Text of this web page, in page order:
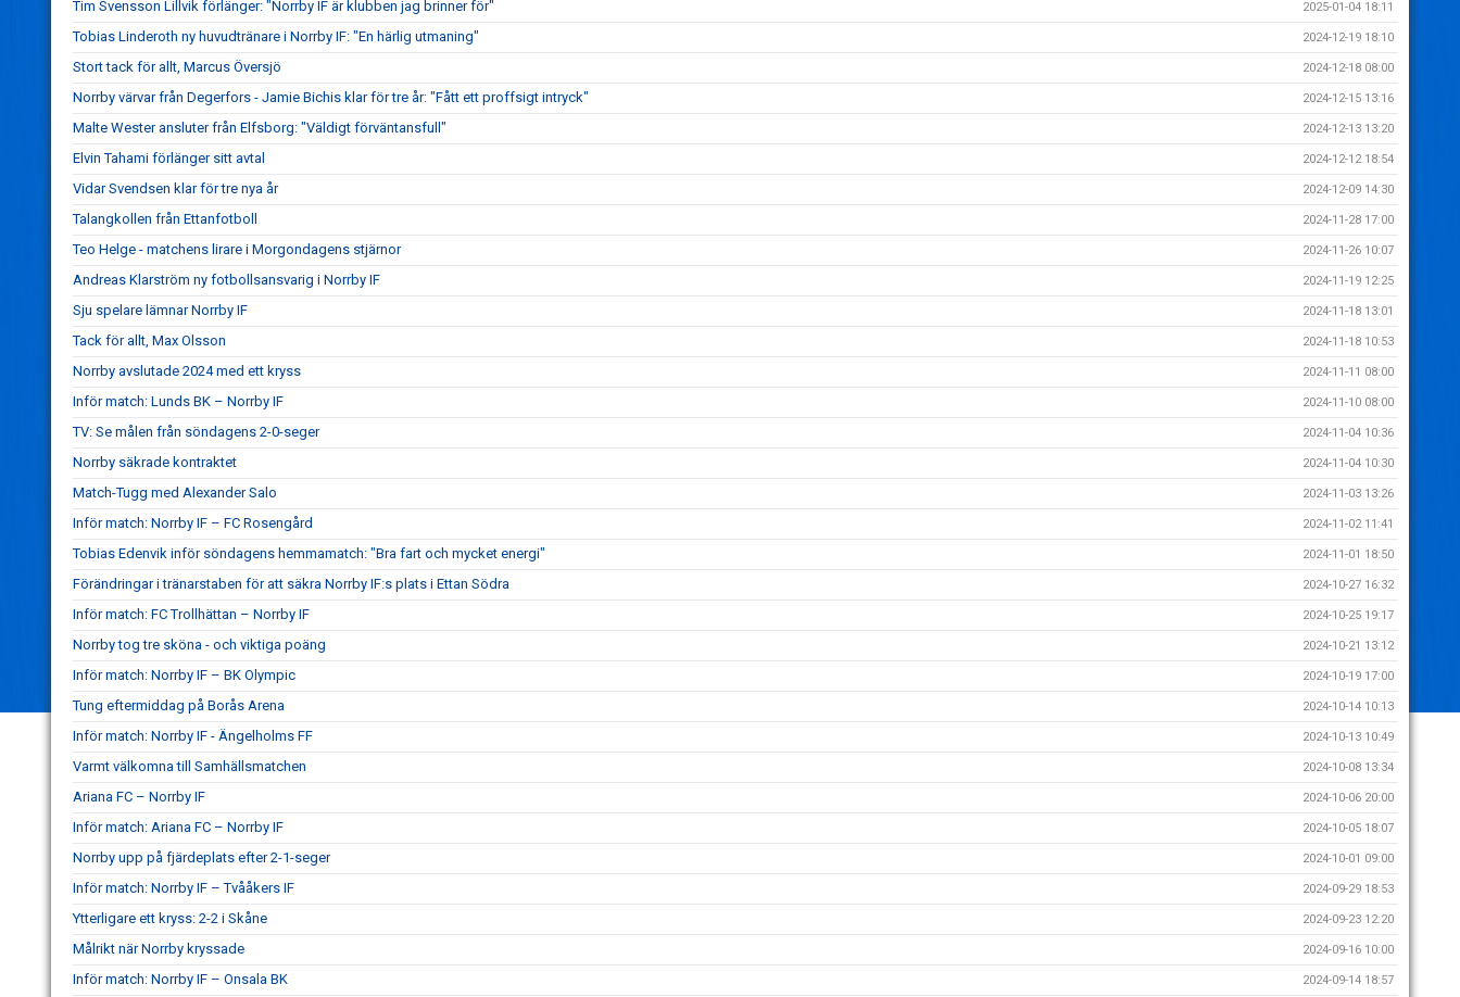
Tim Svensson Lillvik förlänger: "Norrby IF är klubben jag brinner för" 2025-01-04 18:11
Tobias Linderoth ny huvudtränare i Norrby IF: "En härlig utmaning" 2024-12-19 18:10
Stort tack för allt, Marcus Översjö 2024-12-18 08:00
Norrby värvar från Degerfors - Jamie Bichis klar för tre år: "Fått ett proffsigt intryck" 2024-12-15 13:16
Malte Wester ansluter från Elfsborg: "Väldigt förväntansfull" 2024-12-13 13:20
Elvin Tahami förlänger sitt avtal 2024-12-12 18:54
Vidar Svendsen klar för tre nya år 2024-12-09 14:30
Talangkollen från Ettanfotboll 2024-11-28 17:00
Teo Helge - matchens lirare i Morgondagens stjärnor 2024-11-26 10:07
Andreas Klarström ny fotbollsansvarig i Norrby IF 2024-11-19 12:25
Sju spelare lämnar Norrby IF 2024-11-18 13:01
Tack för allt, Max Olsson 2024-11-18 10:53
Norrby avslutade 2024 med ett kryss 2024-11-11 08:00
Inför match: Lunds BK – Norrby IF 2024-11-10 08:00
TV: Se målen från söndagens 2-0-seger 2024-11-04 10:36
Norrby säkrade kontraktet 2024-11-04 10:30
Match-Tugg med Alexander Salo 2024-11-03 13:26
Inför match: Norrby IF – FC Rosengård 2024-11-02 11:41
Tobias Edenvik inför söndagens hemmamatch: "Bra fart och mycket energi" 2024-11-01 18:50
Förändringar i tränarstaben för att säkra Norrby IF:s plats i Ettan Södra 2024-10-27 16:32
Inför match: FC Trollhättan – Norrby IF 2024-10-25 19:17
Norrby tog tre sköna - och viktiga poäng 2024-10-21 13:12
Inför match: Norrby IF – BK Olympic 2024-10-19 17:00
Tung eftermiddag på Borås Arena 2024-10-14 10:13
Inför match: Norrby IF - Ängelholms FF 2024-10-13 10:49
Varmt välkomna till Samhällsmatchen 2024-10-08 13:34
Ariana FC – Norrby IF 2024-10-06 20:00
Inför match: Ariana FC – Norrby IF 2024-10-05 18:07
Norrby upp på fjärdeplats efter 2-1-seger 2024-10-01 09:00
Inför match: Norrby IF – Tvååkers IF 2024-09-29 18:53
Ytterligare ett kryss: 2-2 i Skåne 2024-09-23 12:20
Målrikt när Norrby kryssade 2024-09-16 10:00
Inför match: Norrby IF – Onsala BK 2024-09-14 18:57